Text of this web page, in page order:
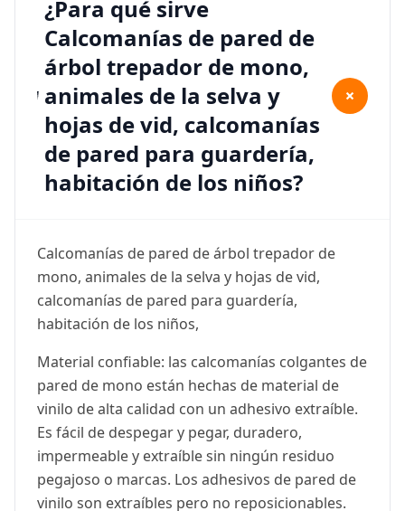
¿Para qué sirve
Calcomanías de pared de
árbol trepador de mono,
animales de la selva y
hojas de vid, calcomanías
de pared para guardería,
habitación de los niños?
+
Calcomanías de pared de árbol trepador de
mono, animales de la selva y hojas de vid,
calcomanías de pared para guardería,
habitación de los niños,
Material confiable: las calcomanías colgantes de
pared de mono están hechas de material de
vinilo de alta calidad con un adhesivo extraíble.
Es fácil de despegar y pegar, duradero,
impermeable y extraíble sin ningún residuo
pegajoso o marcas. Los adhesivos de pared de
vinilo son extraíbles pero no reposicionables.